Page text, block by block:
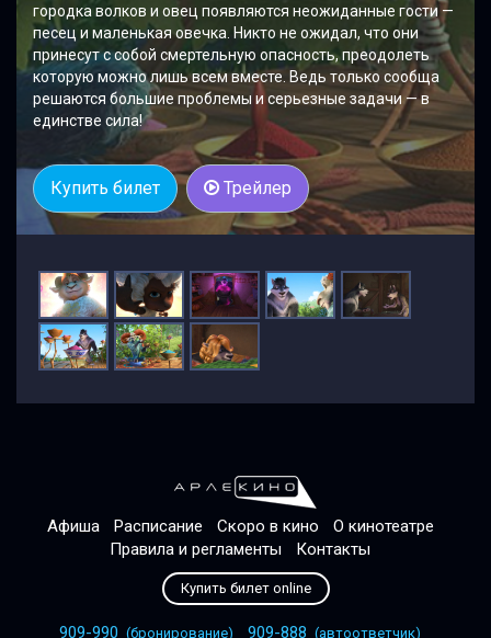
городка волков и овец появляются неожиданные гости —
песец и маленькая овечка. Никто не ожидал, что они
принесут с собой смертельную опасность, преодолеть
которую можно лишь всем вместе. Ведь только сообща
решаются большие проблемы и серьезные задачи — в
единстве сила!
Купить билет Трейлер
Афиша Расписание Скоро в кино
О кинотеатре
Правила и регламенты
Контакты
Купить билет online
909-990 (бронирование) 909-888 (автоответчик)